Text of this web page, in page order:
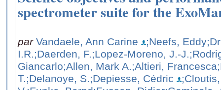
spectrometer suite for the
par Vandaele, Ann Carine ;Neefs, Eddy
I.R.;Daerden, F.;Lopez-Moreno, J.-J.
Giancarlo;Allen, Mark A.;Altieri, Francesca
T.;Delanoye, S.;Depiesse, Cédric